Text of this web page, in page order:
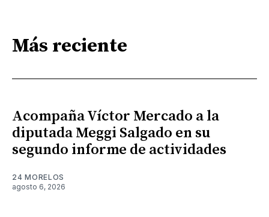
Más reciente
Acompaña Víctor Mercado a la
diputada Meggi Salgado en su
segundo informe de actividades
24 MORELOS
agosto 6, 2026